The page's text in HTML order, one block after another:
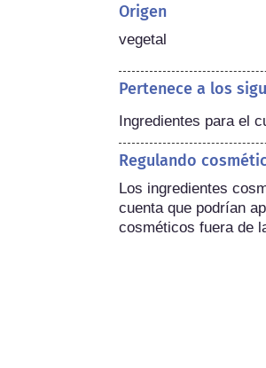
Origen
vegetal
Pertenece a los
Ingredientes para el
Regulando
Los ingredientes
cuenta que podrían
cosméticos fuera de